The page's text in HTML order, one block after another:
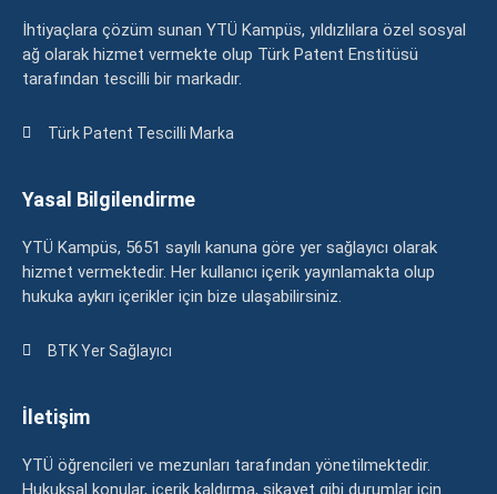
İhtiyaçlara çözüm sunan YTÜ Kampüs, yıldızlılara özel sosyal
ağ olarak hizmet vermekte olup Türk Patent Enstitüsü
tarafından tescilli bir markadır.
Türk Patent Tescilli Marka
Yasal Bilgilendirme
YTÜ Kampüs, 5651 sayılı kanuna göre yer sağlayıcı olarak
hizmet vermektedir. Her kullanıcı içerik yayınlamakta olup
hukuka aykırı içerikler için bize ulaşabilirsiniz.
BTK Yer Sağlayıcı
İletişim
YTÜ öğrencileri ve mezunları tarafından yönetilmektedir.